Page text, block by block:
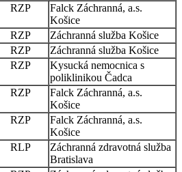
RZP
Falck Záchranná, a.s.
Košice
RZP
Záchranná služba Košice
RZP
Záchranná služba Košice
RZP
Kysucká nemocnica s
poliklinikou Čadca
RZP
Falck Záchranná, a.s.
Košice
RZP
Falck Záchranná, a.s.
Košice
RLP
Záchranná zdravotná služba
Bratislava